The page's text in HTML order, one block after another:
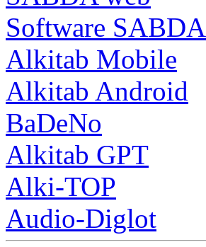
Software SABDA
Alkitab Mobile
Alkitab Android
BaDeNo
Alkitab GPT
Alki-TOP
Audio-Diglot